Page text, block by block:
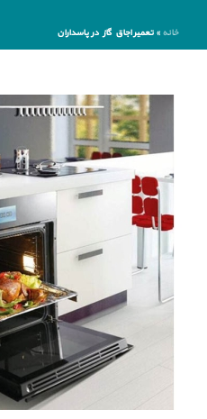
خانه » تعمیر اجاق گاز در پاسداران